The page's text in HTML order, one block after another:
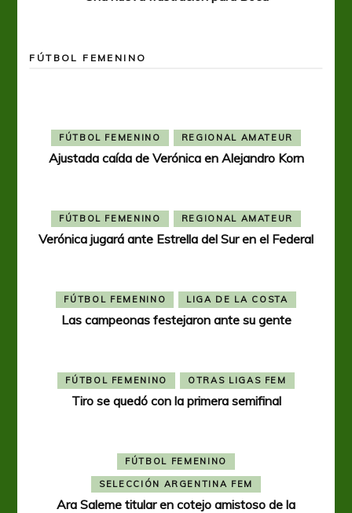
FÚTBOL FEMENINO
FÚTBOL FEMENINO REGIONAL AMATEUR
Ajustada caída de Verónica en Alejandro Korn
FÚTBOL FEMENINO REGIONAL AMATEUR
Verónica jugará ante Estrella del Sur en el Federal
FÚTBOL FEMENINO LIGA DE LA COSTA
Las campeonas festejaron ante su gente
FÚTBOL FEMENINO OTRAS LIGAS FEM
Tiro se quedó con la primera semifinal
FÚTBOL FEMENINO
SELECCIÓN ARGENTINA FEM
Ara Saleme titular en cotejo amistoso de la